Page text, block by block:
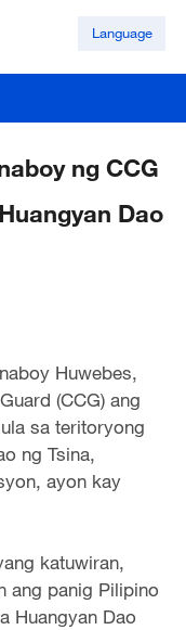
Language
ng CCG
Dao
Huwebes,
(CCG) ang
sa teritoryong
ng Tsina,
ayon kay
katuwiran,
ang panig Pilipino
Huangyan Dao